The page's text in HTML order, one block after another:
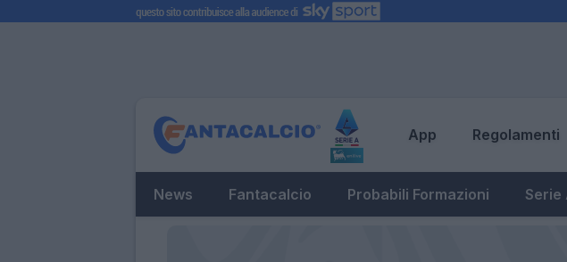
App Regolamenti
News Fantacalcio Probabili Formazioni Serie